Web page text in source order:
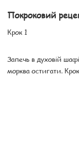
Покроковий
Крок 1
Запечь в духовій
морква остигати.